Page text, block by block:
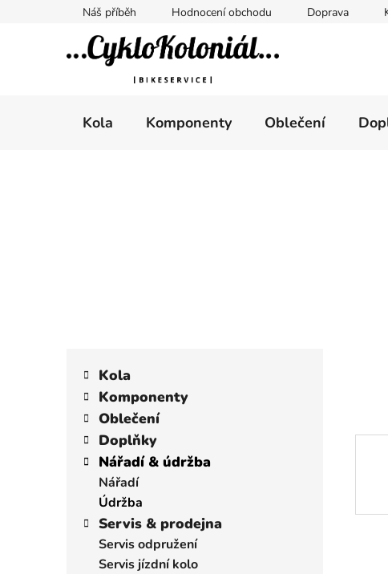
Náš příběh Hodnocení obchodu Doprava
Kola Komponenty Oblečení
kategorie
Kola
Komponenty
Oblečení
Doplňky
Nářadí & údržba
Nářadí
Údržba
Servis & prodejna
Servis odpružení
Servis jízdní kolo